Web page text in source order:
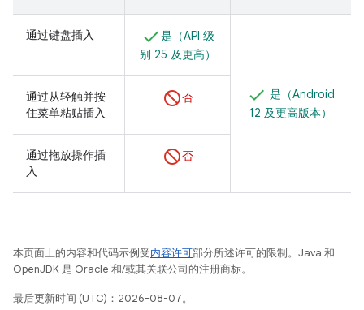
通过键盘插入
是（API 级
别 25 及更高）
是（Android
12 及更高版本）
通过从轻触并按
住菜单粘贴插入
否
通过拖放操作插
入
否
本页面上的内容和代码示例受内容许可部分所述许可的限制。Java 和
OpenJDK 是 Oracle 和/或其关联公司的注册商标。
最后更新时间 (UTC)：2026-08-07。